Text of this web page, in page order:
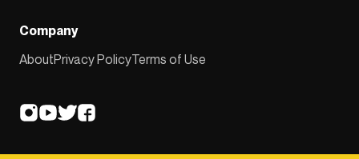
Company
AboutPrivacy PolicyTerms of Use